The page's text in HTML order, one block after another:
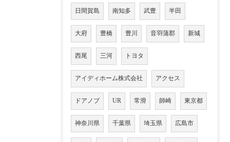
日間賀島 南知多 武豊 半田
大府 豊橋 豊川 音羽蒲郡 新城
西尾 三河 トヨタ
アイディホーム株式会社 アクセス
ドアノブ UR 常滑 師崎 東京都
神奈川県 千葉県 埼玉県 広島市